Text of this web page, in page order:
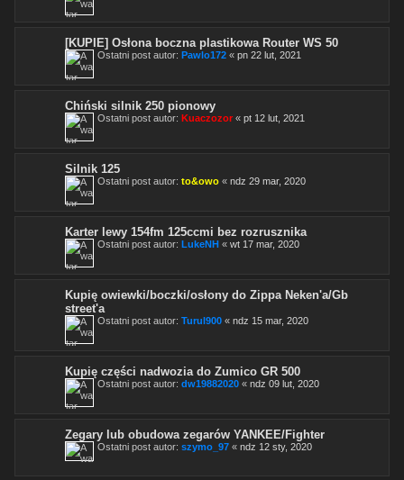
[KUPIE] Osłona boczna plastikowa Router WS 50
Ostatni post autor: Pawlo172 « pn 22 lut, 2021
Chiński silnik 250 pionowy
Ostatni post autor: Kuaczozor « pt 12 lut, 2021
Silnik 125
Ostatni post autor: to&owo « ndz 29 mar, 2020
Karter lewy 154fm 125ccmi bez rozrusznika
Ostatni post autor: LukeNH « wt 17 mar, 2020
Kupię owiewki/boczki/osłony do Zippa Neken'a/Gb
street'a
Ostatni post autor: Turul900 « ndz 15 mar, 2020
Kupię części nadwozia do Zumico GR 500
Ostatni post autor: dw19882020 « ndz 09 lut, 2020
Zegary lub obudowa zegarów YANKEE/Fighter
Ostatni post autor: szymo_97 « ndz 12 sty, 2020